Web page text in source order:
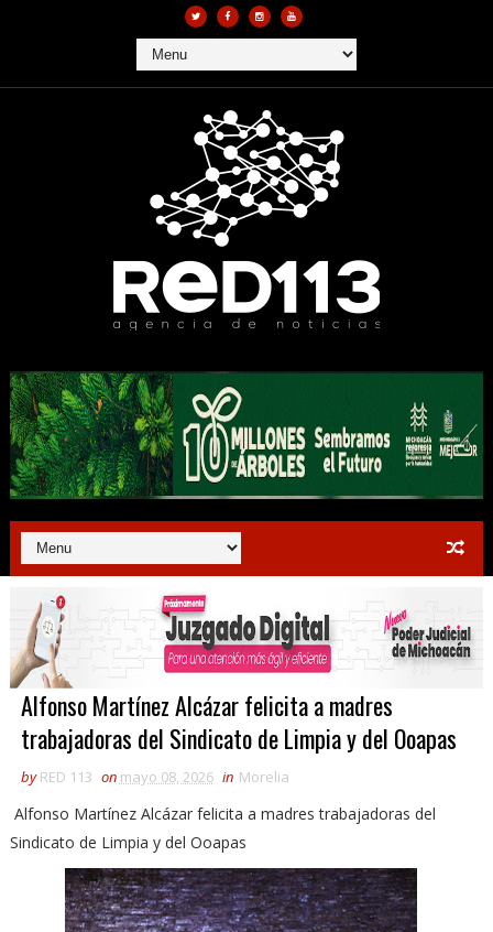
Alfonso Martínez Alcázar felicita a madres
trabajadoras del Sindicato de Limpia y del Ooapas
by RED 113 on mayo 08, 2026 in Morelia
Alfonso Martínez Alcázar felicita a madres trabajadoras del
Sindicato de Limpia y del Ooapas